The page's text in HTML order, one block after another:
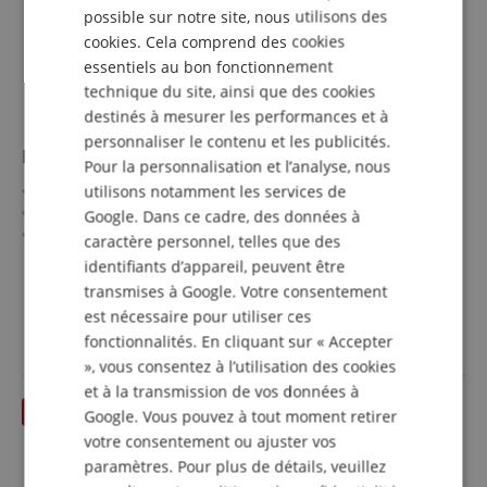
Housse Ortega Jean Color pour Ukulélé Sopran Sun
Housse rembourrée au look denim
Adaptée pour ukulélé sopran
Matériau extérieur en lin et coton
Soutien de manche avec sangle de sécurité auto-
agrippante
Avec bandoulière et grande poche pour accessoires
Couleur : Yellow
afficher plus
29,90 €
incl. la TVA +
livraison (FR)
jusqu'à 31.08.2026
FRENCH
SPANISH
possible sur notre site, nous utilisons des
cookies. Cela comprend des cookies
essentiels au bon fonctionnement
technique du site, ainsi que des cookies
destinés à mesurer les performances et à
personnaliser le contenu et les publicités.
Pour la personnalisation et l’analyse, nous
utilisons notamment les services de
Google. Dans ce cadre, des données à
caractère personnel, telles que des
identifiants d’appareil, peuvent être
transmises à Google. Votre consentement
est nécessaire pour utiliser ces
fonctionnalités. En cliquant sur « Accepter
», vous consentez à l’utilisation des cookies
et à la transmission de vos données à
Google. Vous pouvez à tout moment retirer
votre consentement ou ajuster vos
paramètres. Pour plus de détails, veuillez